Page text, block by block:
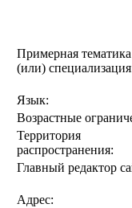
Примерная
(или)
Язык:
Возрастные
Территория
распространения:
Главный редактор
Адрес: